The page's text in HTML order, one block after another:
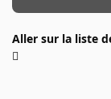
Aller sur la liste